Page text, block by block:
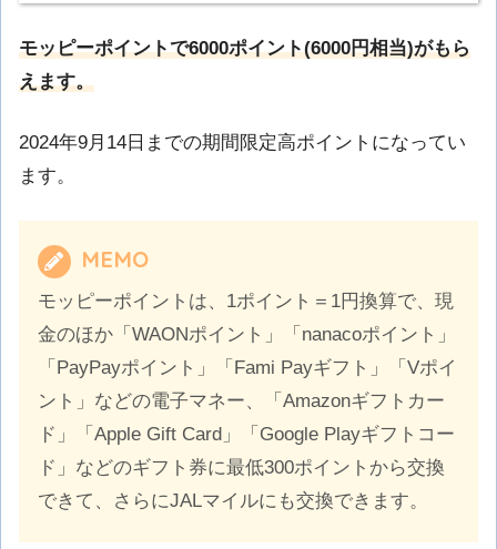
モッピーポイントで6000ポイント(6000円相当)がもら
えます。
2024年9月14日までの期間限定高ポイントになってい
ます。
MEMO
モッピーポイントは、1ポイント＝1円換算で、現
金のほか「WAONポイント」「nanacoポイント」
「PayPayポイント」「Fami Payギフト」「Vポイ
ント」などの電子マネー、「Amazonギフトカー
ド」「Apple Gift Card」「Google Playギフトコー
ド」などのギフト券に最低300ポイントから交換
できて、さらにJALマイルにも交換できます。